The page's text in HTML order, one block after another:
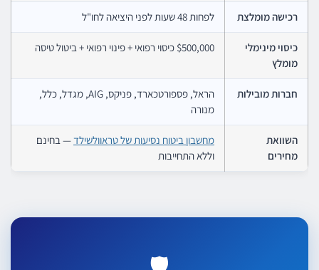
רכישה מומלצת לפחות 48 שעות לפני היציאה לחו"ל
כיסוי מינימלי
מומלץ
$500,000 כיסוי רפואי + פינוי רפואי + ביטול טיסה
חברות מובילות
הראל, פספורטכארד, פניקס, AIG, מגדל, כלל,
מנורה
השוואת
מחירים
מחשבון ביטוח נסיעות של טראוולשילד— בחינם
וללא התחייבות